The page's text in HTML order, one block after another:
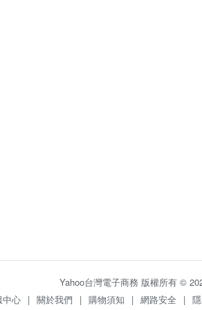
Yahoo台灣電子商務 版權所有 ©
中心 | 關於我們 | 購物須知 | 網路安全 |